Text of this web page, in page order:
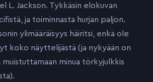
L. Jackson. Tykkäsin elokuvan
ja toiminnasta hurjan paljon.
ylimääräisyys häiritsi, enkä ole
koko näyttelijästä (ja nykyään on
minua törkyjulkkis